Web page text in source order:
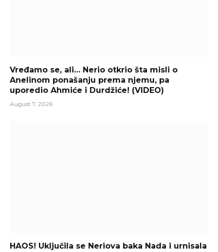
Vređamo se, ali… Nerio otkrio šta misli o
Anelinom ponašanju prema njemu, pa
uporedio Ahmiće i Durdžiće! (VIDEO)
August 7, 2026
HAOS! Uključila se Neriova baka Nada i urnisala